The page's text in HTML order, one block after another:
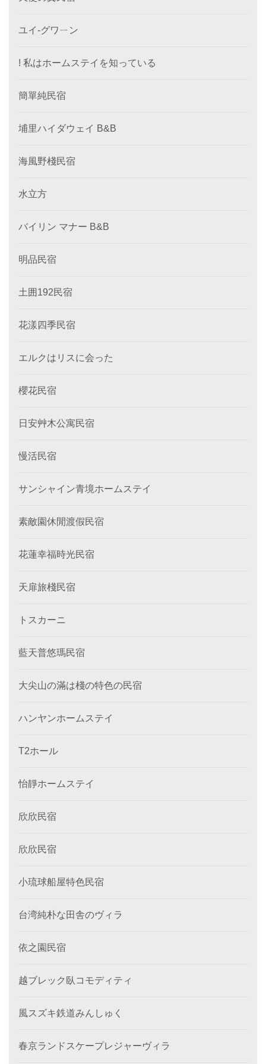
ユイ-グワㄧン
! 私はホームステイを知っている
簡單純民宿
埔里ハイダウェイ B&B
海風野棧民宿
水立方
バイリン マナー B&B
明品民宿
土囲192民宿
花漾四季民宿
エルクはリスに会った
櫻花民宿
日安艸木公寓民宿
慢活民宿
サンシャイン青境ホームステイ
素敵園休閒渡假民宿
花蓮幸福時光民宿
天扉旅棧民宿
トスカーニ
藍天普悠瑪民宿
大尖山の滿は棧の特色の民宿
ハンヤンホームステイ
T2ホール
怡靜ホームステイ
欣欣民宿
欣欣民宿
小琉球船屋特色民宿
台湾純朴な田舎のヴィラ
依之園民宿
越ブレック臥コモディティ
風スズキ鉄道みんしゅく
春京ランドスケープレジャーヴィラ